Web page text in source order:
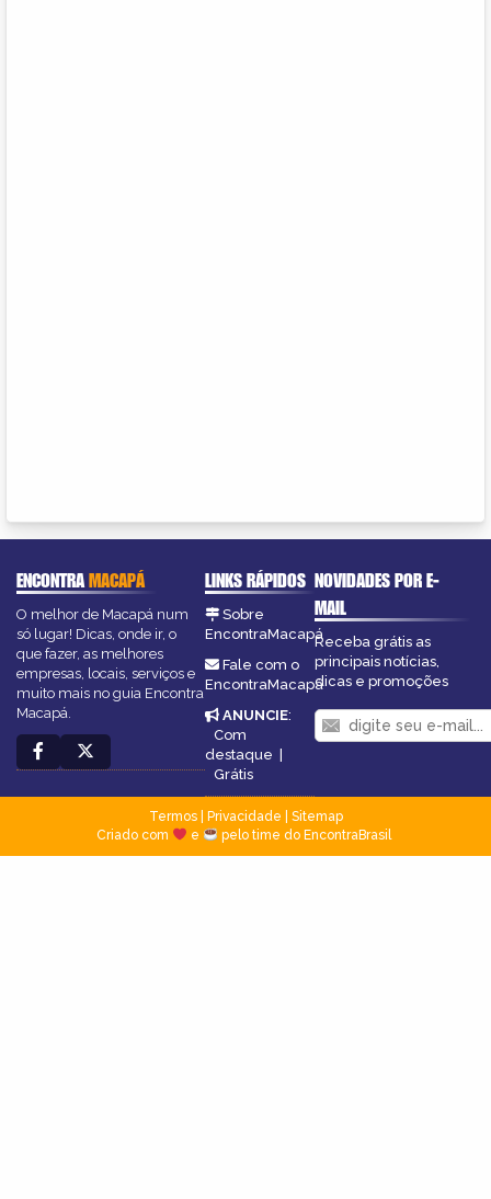
ENCONTRAMACAPÁ
O melhor de Macapá num
só lugar! Dicas, onde ir, o
que fazer, as melhores
empresas, locais, serviços e
muito mais no guia Encontra
Macapá.
LINKS RÁPIDOS
Sobre
EncontraMacapá
Fale com o
EncontraMacapá
ANUNCIE:
Com
destaque
Grátis
NOVIDADES POR E-
MAIL
Receba grátis as
principais notícias,
dicas e promoções
Termos| Privacidade
Sitemap
Criado com
e pelo time do EncontraBrasil